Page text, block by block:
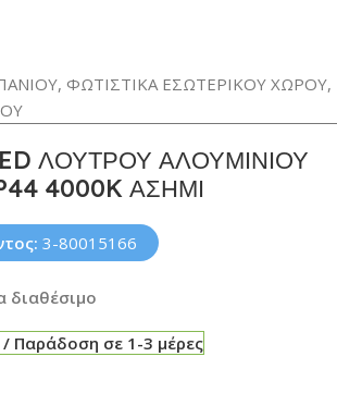
, ΦΩΤΙΣΤΙΚΑ ΕΣΩΤΕΡΙΚΟΥ ΧΩΡΟΥ,
ΛΟΥΤΡΟΥ ΑΛΟΥΜΙΝΙΟΥ
4000K ΑΣΗΜΙ
3-80015166
διαθέσιμο
Παράδοση σε 1-3 μέρες